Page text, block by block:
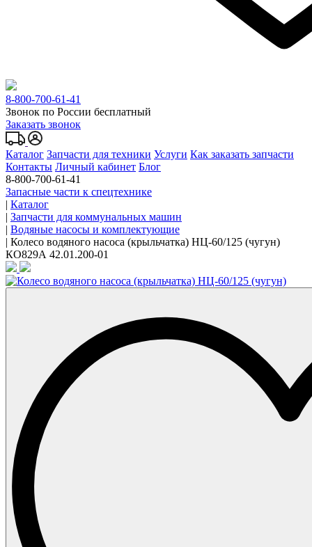
8-800-700-61-41
Звонок по России бесплатный
Заказать звонок
Каталог Запчасти для техники Услуги Как заказать запчасти
Контакты Личный кабинет Блог
8-800-700-61-41
Запасные части к спецтехнике
| Каталог
| Запчасти для коммунальных машин
| Водяные насосы и комплектующие
| Колесо водяного насоса (крыльчатка) НЦ-60/125 (чугун)
КО829А 42.01.200-01